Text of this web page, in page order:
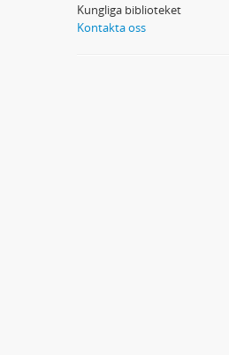
Kungliga biblioteket
Kontakta oss